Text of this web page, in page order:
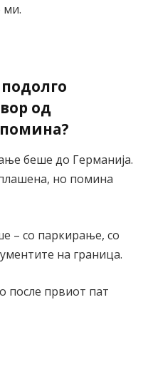
ми.
од
беше до Германија.
но помина
– со паркирање, со
на граница.
после првиот пат